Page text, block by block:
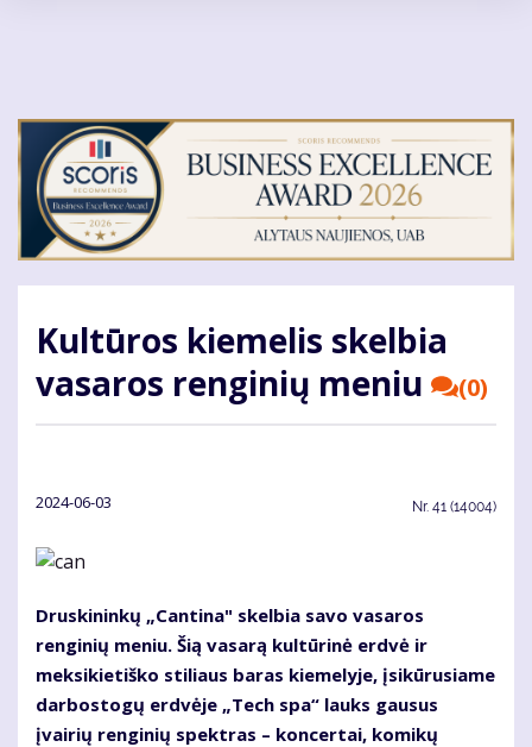
Kultūros kiemelis skelbia
vasaros renginių meniu
(0)
2024-06-03 Nr. 41 (14004)
Druskininkų „Cantina" skelbia savo vasaros
renginių meniu. Šią vasarą kultūrinė erdvė ir
meksikietiško stiliaus baras kiemelyje, įsikūrusiame
darbostogų erdvėje „Tech spa“ lauks gausus
įvairių renginių spektras – koncertai, komikų